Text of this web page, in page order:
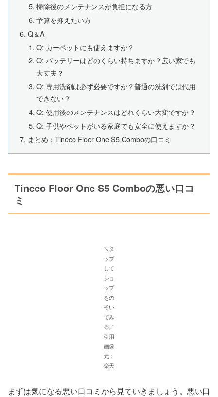
掃除後のメンテナンスが負担になる方
予算を抑えたい方
Q＆A
Q: カーペットにも使えますか？
Q: バッテリーはどのくらい持ちますか？広い家でも
大丈夫？
Q: 専用洗剤は必ず必要ですか？普通の洗剤では代用
できない？
Q: 使用後のメンテナンスはどれくらい大変ですか？
Q: 子供やペットがいる家庭でも安全に使えますか？
まとめ：Tineco Floor One S5 Comboの口コミ
Tineco Floor One S5 Comboの悪い口コ
ミ
＼タ
ップ
して
ショ
ップ
をの
ぞい
てみ
る／
引用
画像
元：
楽天
まずは気になる悪い口コミから見ていきましょう。悪い口